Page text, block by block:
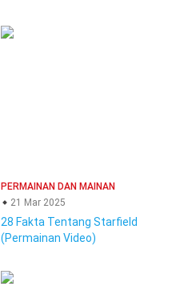
PERMAINAN DAN MAINAN
21 Mar 2025
28 Fakta Tentang Starfield
(Permainan Video)